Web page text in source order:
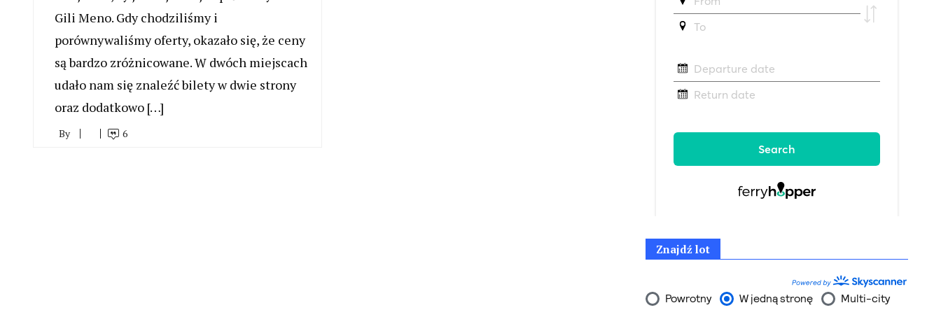
Gili Meno. Gdy chodziliśmy i
porównywaliśmy oferty, okazało się, że ceny
są bardzo zróżnicowane. W dwóch miejscach
udało nam się znaleźć bilety w dwie strony
oraz dodatkowo […]
By 6
Znajdź lot